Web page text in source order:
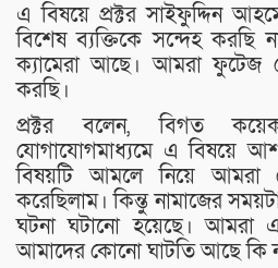
এ বিষয়ে প্রক্টর সাইফুদ্দিন
বিশেষ ব্যক্তিকে সন্দেহ করছি
ক্যামেরা আছে। আমরা ফুটেজ
করছি।
প্রক্টর বলেন, বিগত
যোগাযোগমাধ্যমে এ বিষয়ে
বিষয়টি আমলে নিয়ে আমরা
করেছিলাম। কিন্তু নামাজের
ঘটনা ঘটানো হয়েছে। আমরা
আমাদের কোনো ঘাটতি আছে কি